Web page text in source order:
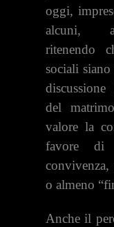
oggi,
alcuni,
ritenendo
sociali siano
discussione
del
valore la
favore di
o almeno
Anche il